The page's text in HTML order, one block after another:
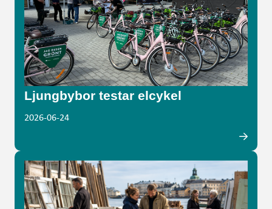
Ljungbybor testar elcykel
2026-06-24